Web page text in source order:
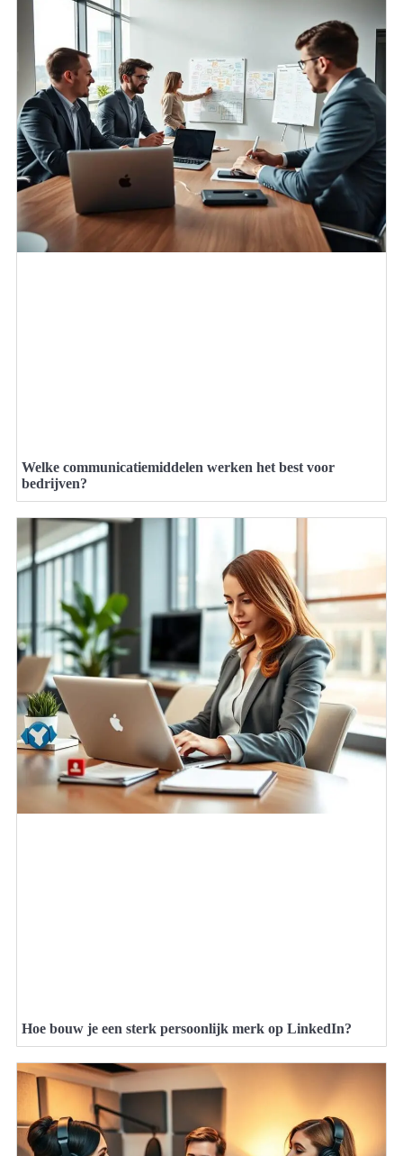
Welke communicatiemiddelen werken het best voor
bedrijven?
Hoe bouw je een sterk persoonlijk merk op LinkedIn?